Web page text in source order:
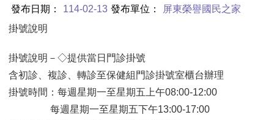
發布日期： 114-02-13 發布單位：
屏東榮譽國民之家
掛號說明
掛號說明－◇提供當日門診掛號
含初診、複診、轉診至保健組門診掛號室櫃台辦理
掛號時間：每週星期一至星期五上午08:00-12:00
每週星期一至星期五下午13:00-17:00